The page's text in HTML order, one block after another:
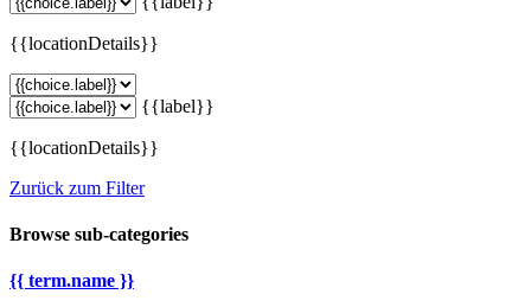
{{locationDetails}}
{{label}}
{{locationDetails}}
Zurück zum Filter
Browse sub-categories
{{ term.name }}